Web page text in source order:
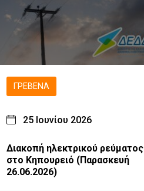
ΓΡΕΒΕΝΆ
25 Ιουνίου 2026
Διακοπή ηλεκτρικού ρεύματος
στο Κηπουρειό (Παρασκευή
26.06.2026)